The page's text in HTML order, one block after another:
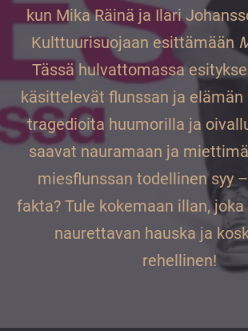
hyviä
hetkiä
ympäri
vuoden.
kun Mika Räinä ja Ilari
Kulttuurisuojaan esittämään
Tässä hulvattomassa
käsittelevät flunssan ja elämän
tragedioita huumorilla ja
saavat nauramaan ja
miesflunssan todellinen syy
fakta? Tule kokemaan illan,
naurettavan hauska ja
rehellinen!